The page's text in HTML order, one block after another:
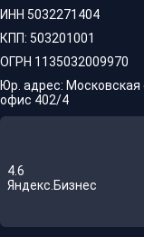
ИНН 5032271404
КПП: 503201001
ОГРН 1135032009970
Юр. адрес: Московская
офис 402/4
4.6
Яндекс.Бизнес